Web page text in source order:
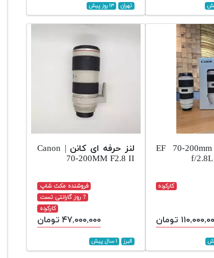
تهران ۱۳ روز پیش
لنز کانن EF 70-200mm
f/
کارکرده
تومان
لنز حرفه ای کانن | Canon
70-200MM F2.8 II
فروشنده مکث شاپ
7 روز گارانتی تست
کارکرده
۴۷,۰۰۰,۰۰۰ تومان
البرز ۱ سال پیش